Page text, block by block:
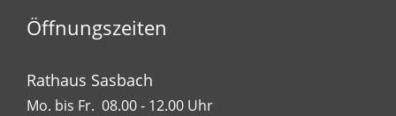
Öffnungszeiten
Rathaus Sasbach
Mo. bis Fr. 08.00 - 12.00 Uhr